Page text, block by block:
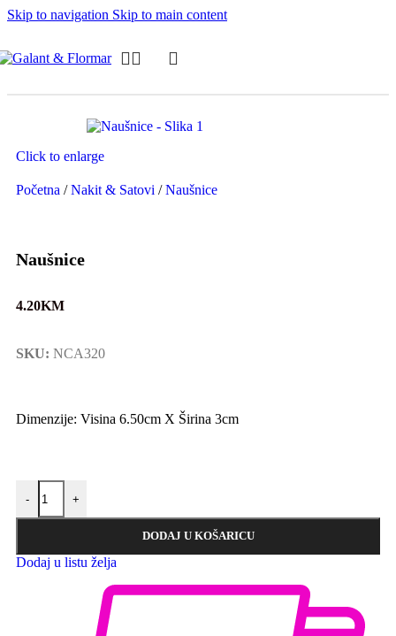
Skip to navigation Skip to main content
Click to enlarge
Početna / Nakit & Satovi / Naušnice
Naušnice
4.20KM
SKU: NCA320
Dimenzije: Visina 6.50cm X Širina 3cm
- +
DODAJ U KOŠARICU
Dodaj u listu želja